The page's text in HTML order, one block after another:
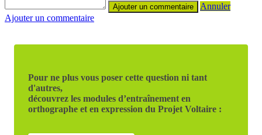
Annuler
Ajouter un commentaire
Pour ne plus vous poser cette question ni tant
d'autres,
découvrez les modules d’entraînement en
orthographe et en expression du Projet Voltaire :